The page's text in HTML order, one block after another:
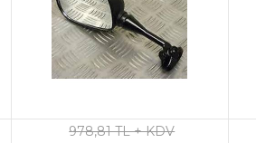
978,81 TL + KDV